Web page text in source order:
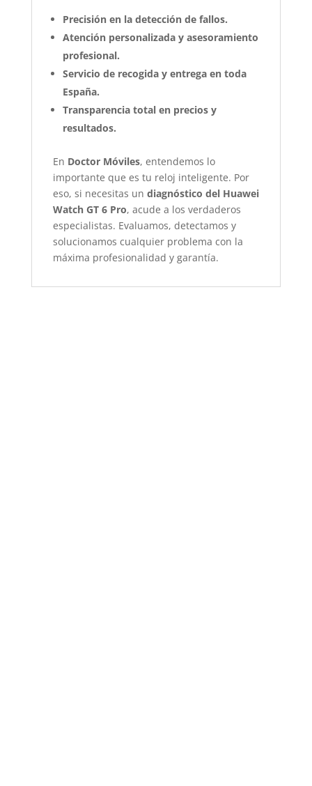
Precisión en la detección de fallos.
Atención personalizada y asesoramiento
profesional.
Servicio de recogida y entrega en toda
España.
Transparencia total en precios y
resultados.
En Doctor Móviles, entendemos lo
importante que es tu reloj inteligente. Por
eso, si necesitas un diagnóstico del Huawei
Watch GT 6 Pro, acude a los verdaderos
especialistas. Evaluamos, detectamos y
solucionamos cualquier problema con la
máxima profesionalidad y garantía.